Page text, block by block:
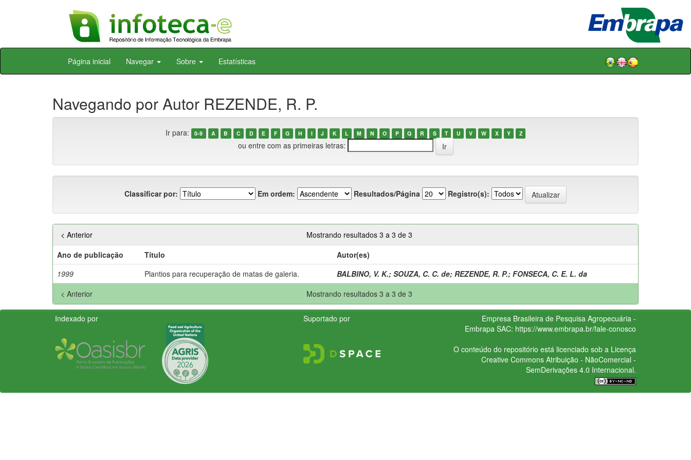
Skip
Página inicial Navegar Sobre Estatísticas
Navegando por Autor REZENDE, R. P.
Ir para: 0-9 A B C D E F G H I J K L M N O P Q R S T U V W X Y Z
ou entre com as primeiras letras:
Classificar por: Em ordem: Resultados/Página Registro(s):
Mostrando resultados 3 a 3 de 3
< Anterior
Ano de publicação
Título
Autor(es)
1999
Plantios para recuperação de matas de galeria. BALBINO, V. K.; SOUZA, C. C. de; REZENDE, R. P.; FONSECA, C. E. L. da
Mostrando resultados 3 a 3 de 3
< Anterior
Indexado por Suportado por
Empresa Brasileira de Pesquisa Agropecuária -
Embrapa SAC: https://www.embrapa.br/fale-conosco
O conteúdo do repositório está licenciado sob a Licença
Creative CommonsAtribuição - NãoComercial -
SemDerivações 4.0 Internacional.